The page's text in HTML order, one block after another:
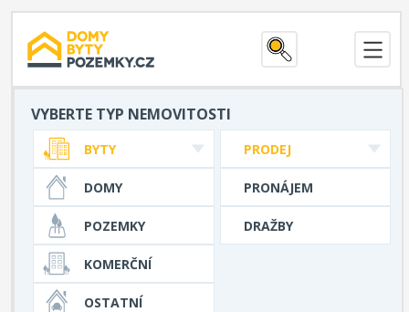
VYBERTE TYP NEMOVITOSTI
PRODEJ
PRONÁJEM
DRAŽBY
BYTY
DOMY
POZEMKY
KOMERČNÍ
OSTATNÍ